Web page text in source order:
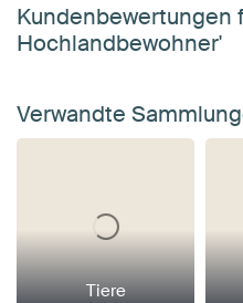
Kundenbewertungen
Hochlandbewohner'
Verwandte
Tiere